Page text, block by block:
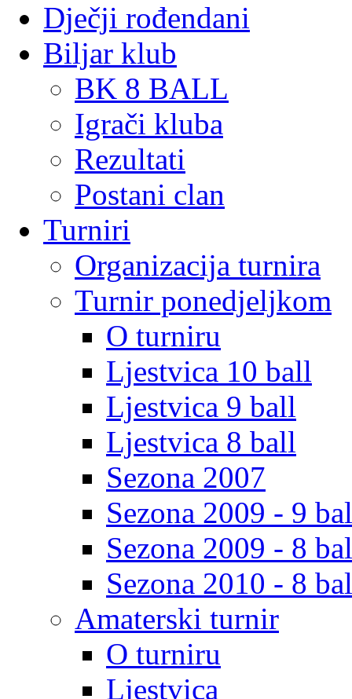
Dječji rođendani
Biljar klub
BK 8 BALL
Igrači kluba
Rezultati
Postani clan
Turniri
Organizacija turnira
Turnir ponedjeljkom
O turniru
Ljestvica 10 ball
Ljestvica 9 ball
Ljestvica 8 ball
Sezona 2007
Sezona 2009 - 9
Sezona 2009 - 8
Sezona 2010 - 8
Amaterski turnir
O turniru
Ljestvica